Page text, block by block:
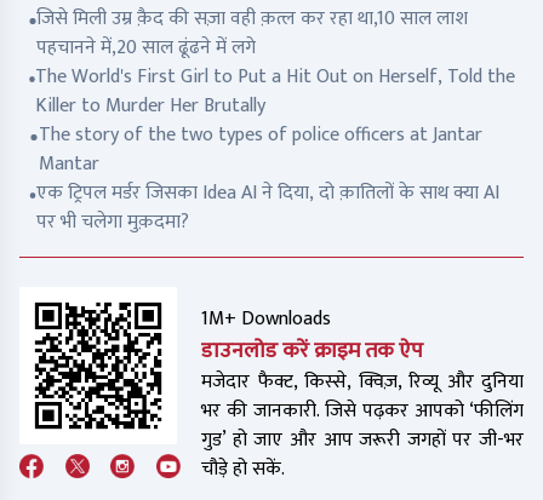
जिसे मिली उम्र क़ैद की सज़ा वही क़त्ल कर रहा था,10 साल लाश
पहचानने में,20 साल ढूंढने में लगे
The World's First Girl to Put a Hit Out on Herself, Told the
Killer to Murder Her Brutally
The story of the two types of police officers at Jantar
Mantar
एक ट्रिपल मर्डर जिसका Idea AI ने दिया, दो क़ातिलों के साथ क्या AI
पर भी चलेगा मुक़दमा?
1M+ Downloads
डाउनलोड करें क्राइम तक ऐप
मजेदार फैक्ट, किस्से, क्विज़, रिव्यू और दुनिया
भर की जानकारी. जिसे पढ़कर आपको ‘फीलिंग
गुड’ हो जाए और आप जरूरी जगहों पर जी-भर
चौड़े हो सकें.